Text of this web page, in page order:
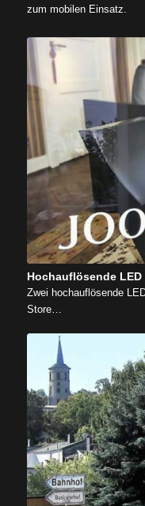
zum mobilen Einsatz.
Hochauflösende
Zwei hochauflösende
Store…